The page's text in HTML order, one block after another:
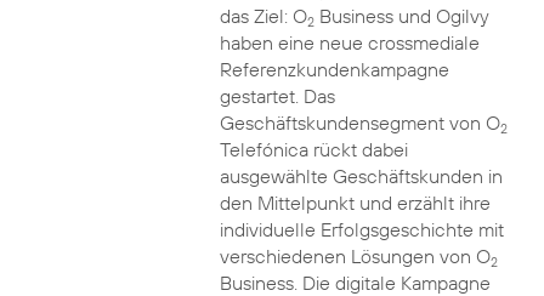
das Ziel: O2Business und Ogilvy
haben eine neue crossmediale
Referenzkundenkampagne
gestartet. Das
Geschäftskundensegment von O2
Telefónica rückt dabei
ausgewählte Geschäftskunden in
den Mittelpunkt und erzählt ihre
individuelle Erfolgsgeschichte mit
verschiedenen Lösungen von O2
Business. Die digitale Kampagne